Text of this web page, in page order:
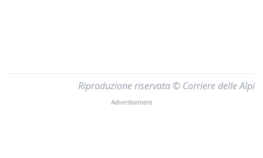
Riproduzione riservata © Corriere delle Alpi